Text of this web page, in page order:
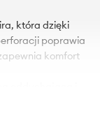
która dzięki
poprawia
komfort